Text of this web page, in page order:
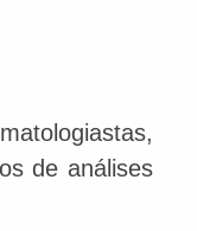
de análises